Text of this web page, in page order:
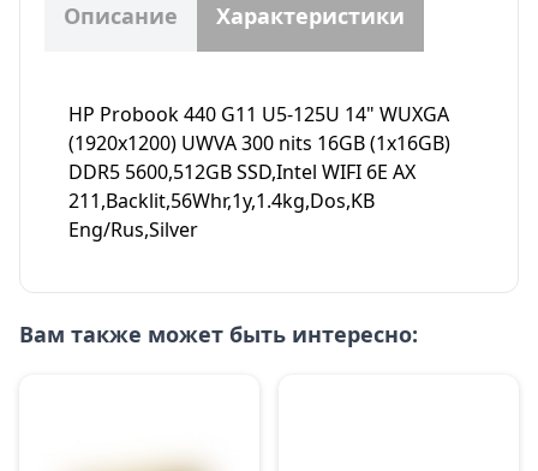
Описание Характеристики
HP Probook 440 G11 U5-125U 14" WUXGA
(1920x1200) UWVA 300 nits 16GB (1x16GB)
DDR5 5600,512GB SSD,Intel WIFI 6E AX
211,Backlit,56Whr,1y,1.4kg,Dos,KB
Eng/Rus,Silver
Вам также может быть интересно: